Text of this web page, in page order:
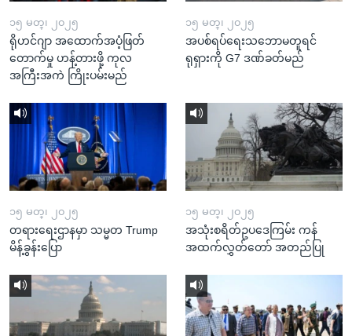
၁၅ မတ္၊ ၂၀၂၅
ရိုဟင်ဂျာ အထောက်အပံ့ဖြတ်
တောက်မှု ဟန့်တားဖို့ ကုလ
အကြီးအကဲ ကြိုးပမ်းမည်
၁၅ မတ္၊ ၂၀၂၅
အပစ်ရပ်ရေးသဘောမတူရင်
ရုရှားကို G7 ဒဏ်ခတ်မည်
၁၅ မတ္၊ ၂၀၂၅
တရားရေးဌာနမှာ သမ္မတ Trump
မိန့်ခွန်းပြော
၁၅ မတ္၊ ၂၀၂၅
အသုံးစရိတ်ဥပဒေကြမ်း ကန်
အထက်လွှတ်တော် အတည်ပြု